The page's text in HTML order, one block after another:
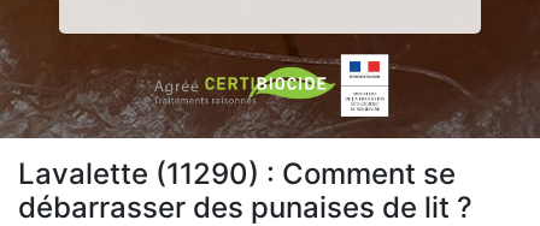
Lavalette (11290) : Comment se
débarrasser des punaises de lit ?